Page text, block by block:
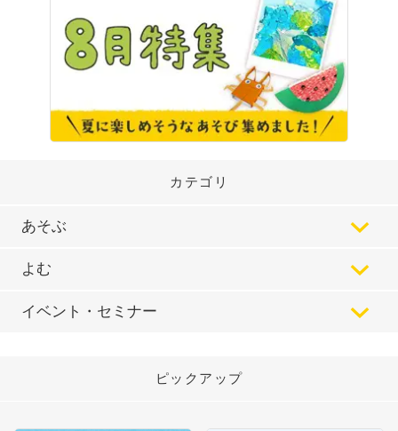
カテゴリ
あそぶ
よむ
イベント・セミナー
ピックアップ